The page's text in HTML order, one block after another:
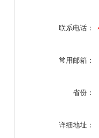
联系电话：
常用邮箱：
省份：
详细地址：